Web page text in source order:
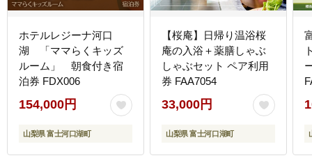
ホテルレジーナ河口
湖 「ママらくキッズ
ルーム」 朝食付き宿
泊券 FDX006
154,000円
山梨県 富士河口湖町
【桜庵】日帰り温浴桜
庵の入浴＋薬膳しゃぶ
しゃぶセット ペア利用
券 FAA7054
33,000円
山梨県 富士河口湖町